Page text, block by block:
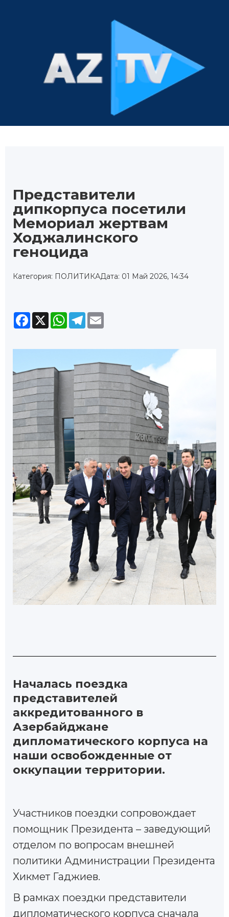
Представители
дипкорпуса посетили
Мемориал жертвам
Ходжалинского
геноцида
Категория: ПОЛИТИКАДата: 01 Май 2026, 14:34
Facebook
X WhatsApp
Telegram
Началась поездка
представителей
аккредитованного в
Азербайджане
дипломатического корпуса на
наши освобожденные от
оккупации территории.
Участников поездки сопровождает
помощник Президента – заведующий
отделом по вопросам внешней
политики Администрации Президента
Хикмет Гаджиев.
В рамках поездки представители
дипломатического корпуса сначала